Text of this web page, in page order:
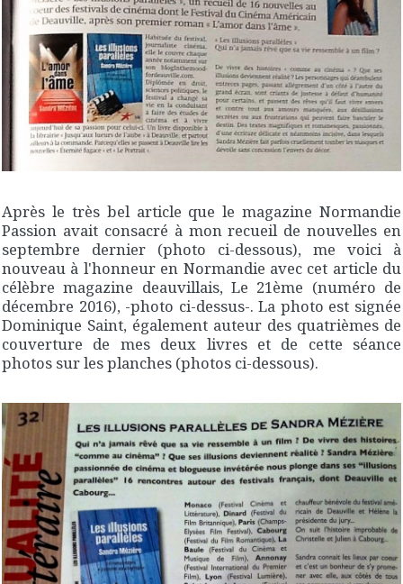
Après le très bel article que le magazine Normandie
Passion avait consacré à mon recueil de nouvelles en
septembre dernier (photo ci-dessous), me voici à
nouveau à l'honneur en Normandie avec cet article du
célèbre magazine deauvillais, Le 21ème (numéro de
décembre 2016), -photo ci-dessus-. La photo est signée
Dominique Saint, également auteur des quatrièmes de
couverture de mes deux livres et de cette séance
photos sur les planches (photos ci-dessous).